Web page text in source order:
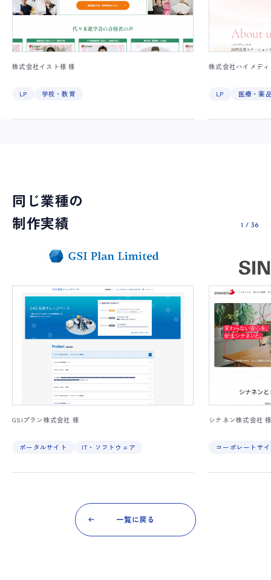
株式会社イスト様 様
LP 学校・教育
株式会社ハイメデ
LP 医療・薬
同じ業種の
制作実績
1 / 36
GSIプラン株式会社 様
ポータルサイト IT・ソフトウェア
シナネン株式会社
コーポレートサ
一覧に戻る